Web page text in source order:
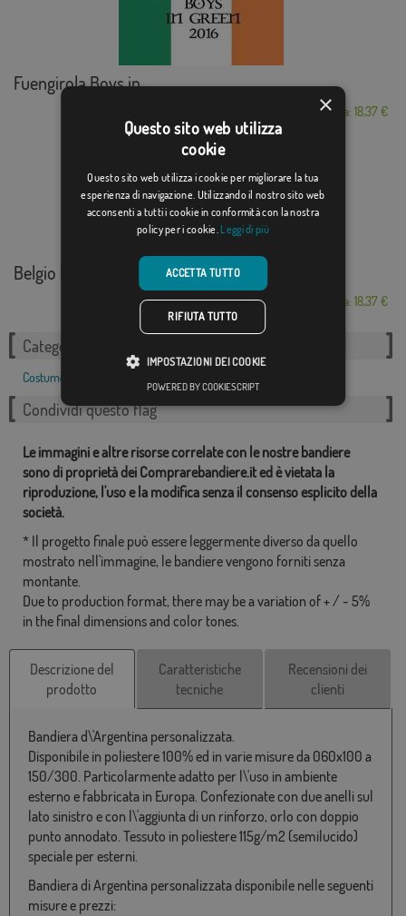
Fuengirola Boys in...
Da: 18,37 €
Belgio UE
Da: 18,37 €
Categorie correlate:
Costume
Condividi questo flag
Le immagini e altre risorse correlate con le nostre bandiere
sono di proprietà dei Comprarebandiere.it ed è vietata la
riproduzione, l'uso e la modifica senza il consenso esplicito della
società.
* Il progetto finale può essere leggermente diverso da quello
mostrato nell'immagine, le bandiere vengono forniti senza
montante.
Due to production format, there may be a variation of + / - 5%
in the final dimensions and color tones.
Descrizione del
prodotto
Caratteristiche
tecniche
Recensioni dei
clienti
Bandiera d\'Argentina personalizzata.
Disponibile in poliestere 100% ed in varie misure da 060x100 a
150/300. Particolarmente adatto per l\'uso in ambiente
esterno e fabbricata in Europa. Confezionate con due anelli sul
lato sinistro e con l\'aggiunta di un rinforzo, orlo con doppio
punto annodato. Tessuto in poliestere 115g/m2 (semilucido)
speciale per esterni.
Bandiera di Argentina personalizzata disponibile nelle seguenti
misure e prezzi:
×
Questo sito web utilizza
cookie
Questo sito web utilizza i cookie per migliorare la tua
esperienza di navigazione. Utilizzando il nostro sito web
acconsenti a tutti i cookie in conformità con la nostra
policy per i cookie. Leggi di più
ACCETTA TUTTO
RIFIUTA TUTTO
IMPOSTAZIONI DEI COOKIE
POWERED BY COOKIESCRIPT